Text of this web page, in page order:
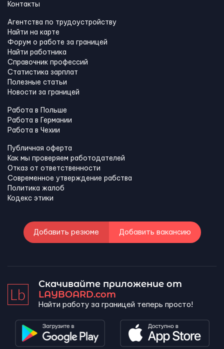
Контакты
Агентства по трудоустройству
Найти на карте
Форум о работе за границей
Найти работника
Справочник профессий
Статистика зарплат
Полезные статьи
Новости за границей
Работа в Польше
Работа в Германии
Работа в Чехии
Публичная оферта
Как мы проверяем работодателей
Отказ от ответственности
Современное утверждение рабства
Политика жалоб
Кодекс этики
Добавить резюме Добавить вакансию
Скачивайте приложение от
LAYBOARD.com
Найти работу за границей теперь просто!